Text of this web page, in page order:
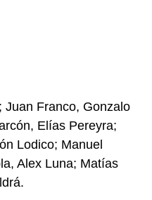
Juan Franco, Gonzalo
Elías Pereyra;
Lodico; Manuel
Alex Luna; Matías